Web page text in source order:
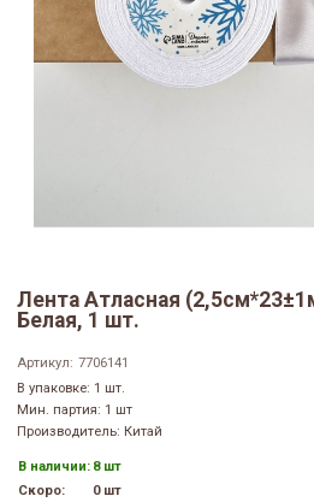
Лента Атласная
Белая, 1 шт.
Артикул: 7706141
В упаковке: 1 шт.
Мин. партия: 1 шт
Производитель: Китай
В наличии: 8 шт
Скоро:
0 шт